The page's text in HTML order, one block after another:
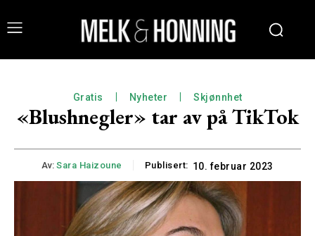
Gratis Nyheter Skjønnhet
«Blushnegler» tar av på TikTok
Av: Sara Haizoune Publisert: 10. februar 2023